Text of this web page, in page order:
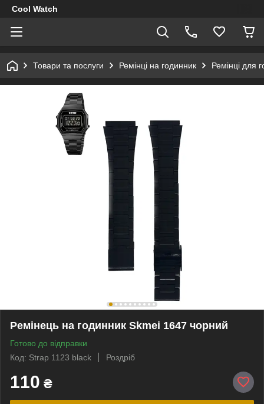
Cool Watch
Товари та послуги Ремінці на годинник Ремінці для
Ремінець на годинник Skmei 1647 чорний
Готово до відправки
Код: Strap 1123 black
Роздріб
110 ₴